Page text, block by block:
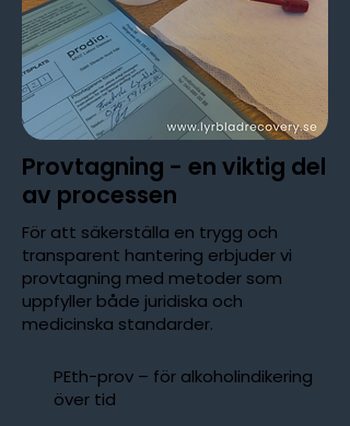
Provtagning - en viktig del
av processen
För att säkerställa en trygg och
transparent hantering erbjuder vi
provtagning med metoder som
uppfyller både juridiska och
medicinska standarder.
PEth-prov – för alkoholindikering
över tid